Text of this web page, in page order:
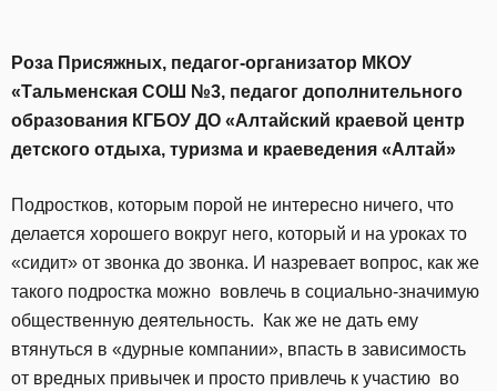
Роза Присяжных, педагог-организатор МКОУ
«Тальменская СОШ №3, педагог дополнительного
образования КГБОУ ДО «Алтайский краевой центр
детского отдыха, туризма и краеведения «Алтай»
Подростков, которым порой не интересно ничего, что
делается хорошего вокруг него, который и на уроках то
«сидит» от звонка до звонка. И назревает вопрос, как же
такого подростка можно вовлечь в социально-значимую
общественную деятельность. Как же не дать ему
втянуться в «дурные компании», впасть в зависимость
от вредных привычек и просто привлечь к участию во